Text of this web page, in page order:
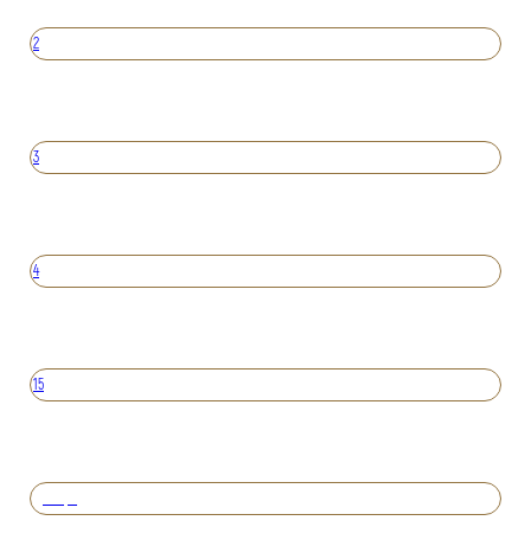
2
3
4
15